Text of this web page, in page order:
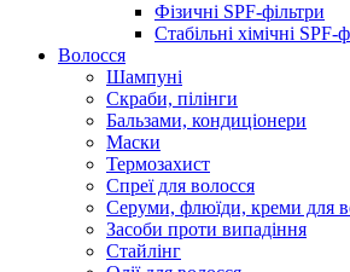
Фізичні SPF-фільтри
Стабільні хімічні SPF-
Волосся
Шампуні
Скраби, пілінги
Бальзами, кондиціонери
Маски
Термозахист
Спреї для волосся
Серуми, флюїди, креми для
Засоби проти випадіння
Стайлінг